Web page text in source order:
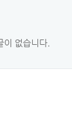
이 없습니다.